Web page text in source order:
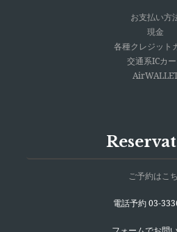
お支払い方
現金
各種クレジット
交通系ICカ
ご予約はこ
電話予約 03-